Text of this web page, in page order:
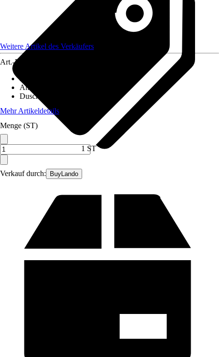
Verkauf durch: BuyLando
Weitere Artikel des Verkäufers
Art.-Nr.
Duschtyp
Anschlagrichtung
Duschkabinenglas
Mehr Artikeldetails
Menge (ST)
1 ST